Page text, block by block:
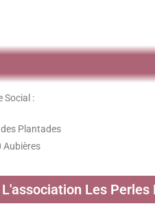
Social :
Plantades
Aubières
L'association Les